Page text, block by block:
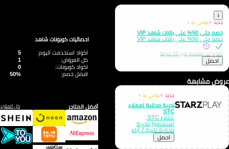
i
جديد ✨نوصي به ⭐
خصم حتى 50% على باقات شاهد VIP
خصم حتى 50% على باقات شاهد VIP
العرضآخر استخدام قبل 19 دقيقة
احصل
مشابهة
جديد ✨نوصي به ⭐
تجربة مجانية لعملاء
STC
عملاء STC:
استمتعوا بتجربة
مجانية لمدة 7 أيام
احصل
احصائيات كوبونات شاهد
اكواد استخدمت اليوم:
كل العروض:
اكواد كوبونات:
افضل خصم: 50%
أفضل المتاجر كل المتاجر